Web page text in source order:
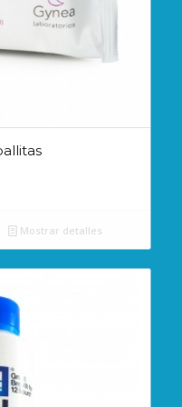
Mostrar detalles